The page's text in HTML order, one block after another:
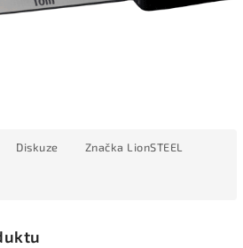
Diskuze Značka LionSTEEL